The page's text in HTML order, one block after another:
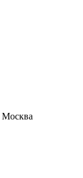
Москва